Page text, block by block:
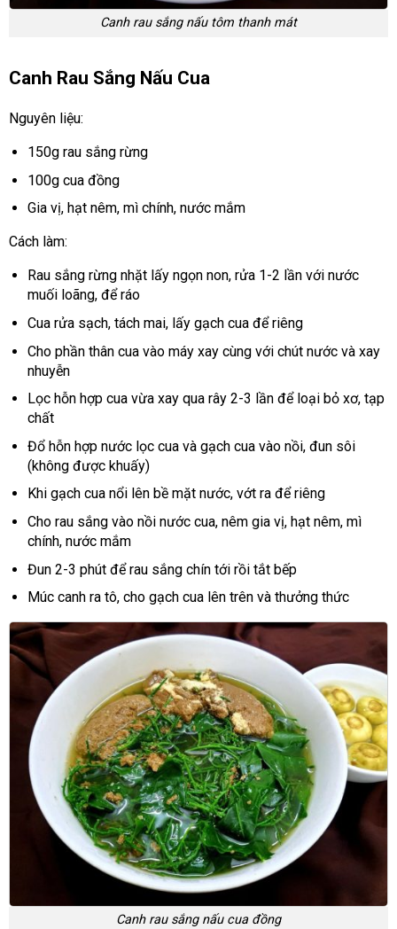
Canh rau sắng nấu tôm thanh mát
Canh Rau Sắng Nấu Cua
Nguyên liệu:
150g rau sắng rừng
100g cua đồng
Gia vị, hạt nêm, mì chính, nước mắm
Cách làm:
Rau sắng rừng nhặt lấy ngọn non, rửa 1-2 lần với nước
muối loãng, để ráo
Cua rửa sạch, tách mai, lấy gạch cua để riêng
Cho phần thân cua vào máy xay cùng với chút nước và xay
nhuyễn
Lọc hỗn hợp cua vừa xay qua rây 2-3 lần để loại bỏ xơ, tạp
chất
Đổ hỗn hợp nước lọc cua và gạch cua vào nồi, đun sôi
(không được khuấy)
Khi gạch cua nổi lên bề mặt nước, vớt ra để riêng
Cho rau sắng vào nồi nước cua, nêm gia vị, hạt nêm, mì
chính, nước mắm
Đun 2-3 phút để rau sắng chín tới rồi tắt bếp
Múc canh ra tô, cho gạch cua lên trên và thưởng thức
Canh rau sắng nấu cua đồng